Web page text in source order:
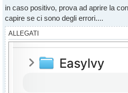
in caso positivo, prova ad aprire la
capire se ci sono degli errori....
ALLEGATI